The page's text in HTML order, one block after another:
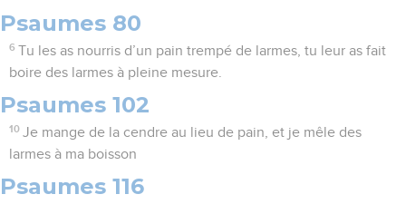
Psaumes 80
6 Tu les as nourris d’un pain trempé de larmes, tu leur as fait
boire des larmes à pleine mesure.
Psaumes 102
10 Je mange de la cendre au lieu de pain, et je mêle des
larmes à ma boisson
Psaumes 116